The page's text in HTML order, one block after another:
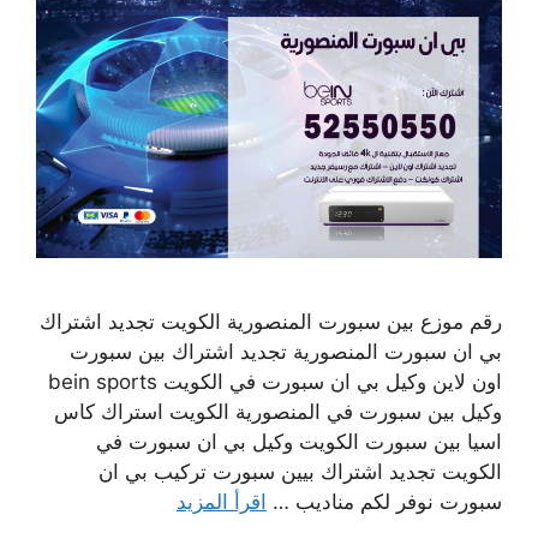
رقم موزع بين سبورت المنصورية الكويت تجديد اشتراك
بي ان سبورت المنصورية تجديد اشتراك بين سبورت
اون لاين وكيل بي ان سبورت في الكويت bein sports
وكيل بين سبورت في المنصورية الكويت استراك كاس
اسيا بين سبورت الكويت وكيل بي ان سبورت في
الكويت تجديد اشتراك بيين سبورت تركيب بي ان
سبورت نوفر لكم مناديب … اقرأ المزيد